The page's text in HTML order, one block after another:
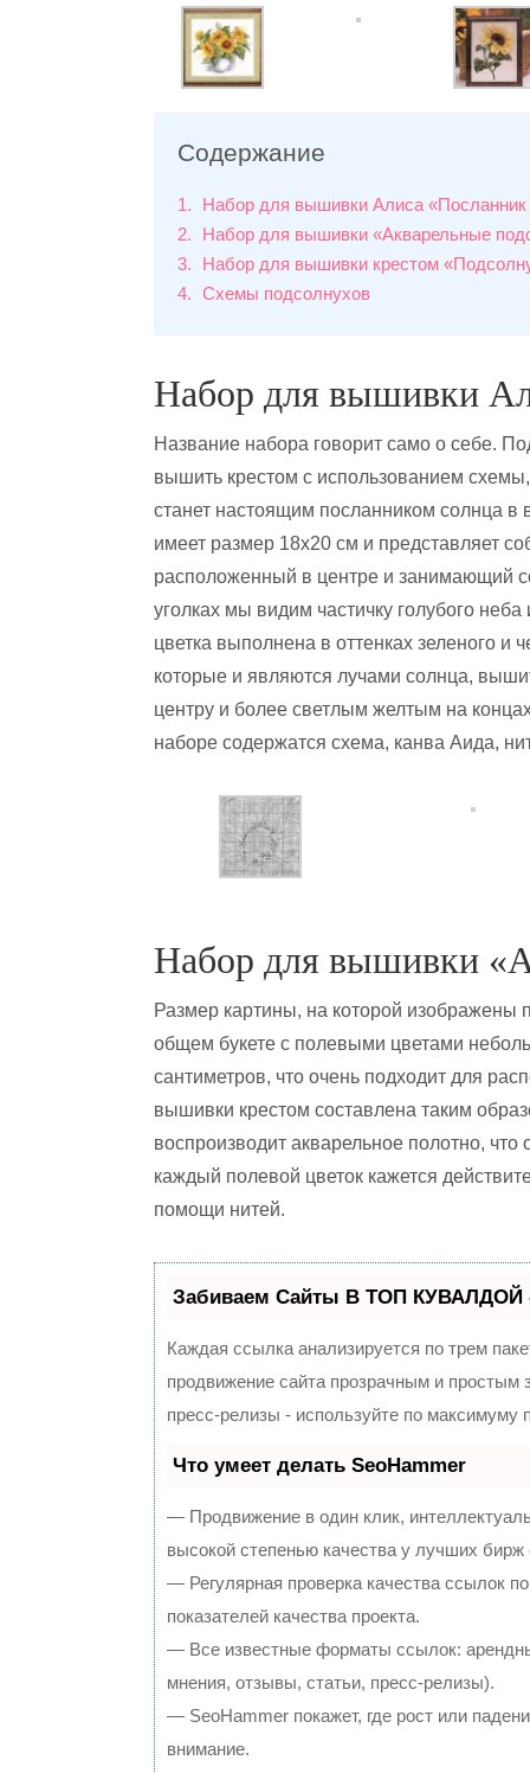
Содержание
1
Набор для вышивки Алиса «Посланник
2
Набор для вышивки «Акварельные
3
Набор для вышивки крестом
4
Схемы подсолнухов
Набор для вышивки
Название набора говорит само о себе.
вышить крестом с использованием
станет настоящим посланником солнца
имеет размер 18х20 см и представляет
расположенный в центре и занимающий
уголках мы видим частичку голубого
цветка выполнена в оттенках зеленого и
которые и являются лучами солнца,
центру и более светлым желтым на
наборе содержатся схема, канва Аида,
Набор для вышивки
Размер картины, на которой изображены
общем букете с полевыми цветами
сантиметров, что очень подходит для
вышивки крестом составлена таким
воспроизводит акварельное полотно,
каждый полевой цветок кажется
помощи нитей.
Забиваем Сайты В ТОП КУВАЛДОЙ -
Каждая ссылка анализируется по трем
продвижение сайта прозрачным и
пресс-релизы - используйте по
Что умеет делать SeoHammer
— Продвижение в один клик,
высокой степенью качества у лучших бирж
— Регулярная проверка качества ссылок
показателей качества проекта.
— Все известные форматы ссылок:
мнения, отзывы, статьи, пресс-релизы).
— SeoHammer покажет, где рост или
внимание.